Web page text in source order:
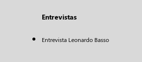
Entrevistas
Entrevista Leonardo Basso